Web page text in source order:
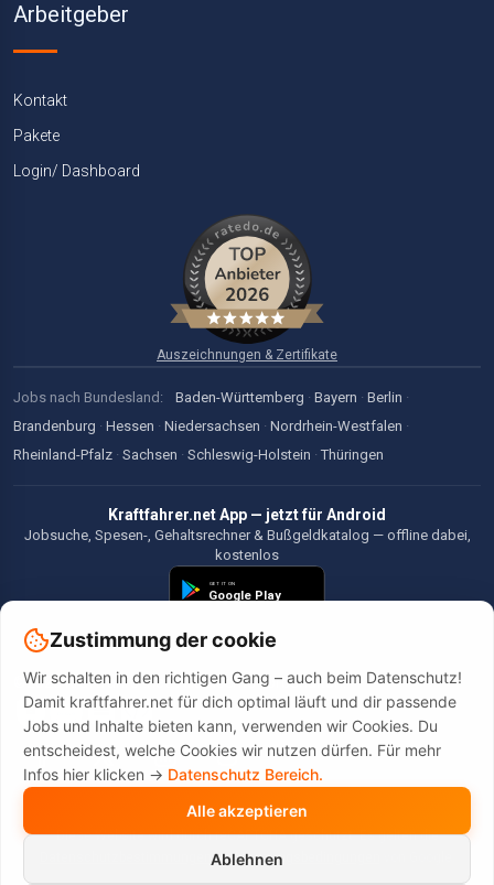
Arbeitgeber
Kontakt
Pakete
Login/ Dashboard
Auszeichnungen & Zertifikate
Jobs nach Bundesland: Baden-Württemberg · Bayern · Berlin ·
Brandenburg · Hessen · Niedersachsen · Nordrhein-Westfalen ·
Rheinland-Pfalz · Sachsen · Schleswig-Holstein · Thüringen
Kraftfahrer.net App — jetzt für Android
Jobsuche, Spesen-, Gehaltsrechner & Bußgeldkatalog — offline dabei,
kostenlos
©2026 Kraftfahrer.net. Alle Rechte vorbehalten.
Diese Website wird durch reCAPTCHA geschützt. Es gelten die
undNutzungsbedingungen
Zustimmung der cookie
Wir schalten in den richtigen Gang – auch beim Datenschutz!
Damit kraftfahrer.net für dich optimal läuft und dir passende
Jobs und Inhalte bieten kann, verwenden wir Cookies. Du
entscheidest, welche Cookies wir nutzen dürfen. Für mehr
Infos hier klicken -> Datenschutz Bereich.
Alle akzeptieren
Ablehnen